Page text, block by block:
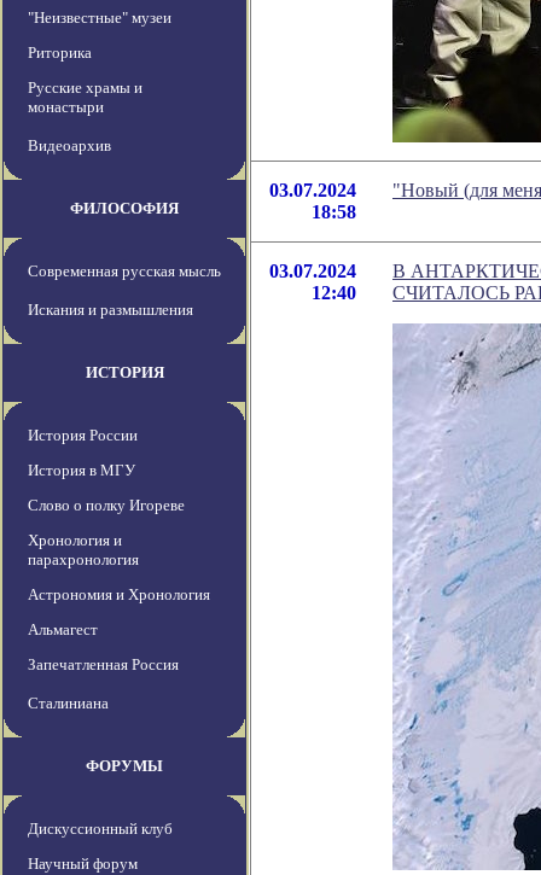
"Неизвестные" музеи
Риторика
Русские храмы и
монастыри
Видеоархив
ФИЛОСОФИЯ
Современная русская мысль
Искания и размышления
ИСТОРИЯ
История России
История в МГУ
Слово о полку Игореве
Хронология и
парахронология
Астрономия и Хронология
Альмагест
Запечатленная Россия
Сталиниана
ФОРУМЫ
Дискуссионный клуб
Научный форум
03.07.2024
18:58
"Новый (для
03.07.2024
12:40
В
СЧИТАЛОСЬ